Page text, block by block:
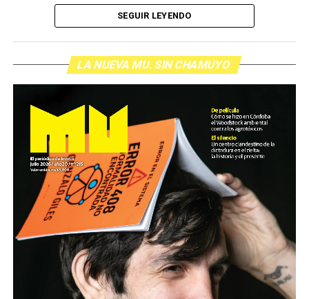
de cabecera Hugo López va a dar una definición
inolvidable sobre los normales y los anormales. Como
siempre, Pablo Marchetti que llega con música y con El
grito pelado.(Escuchá el programa completo)
Descargar los archivos de audio:Bloque 1/Bloque 2
Foto: Nacho Yuchark
Descargar el programa
La reproducción de este programa es libre. Sólo tenés
que mandar un mail a
infolavaca@yahoo.com.arpara
emitir todos los programas de Decí MU
SEGUIR LEYENDO
LA NUEVA MU. SIN CHAMUYO